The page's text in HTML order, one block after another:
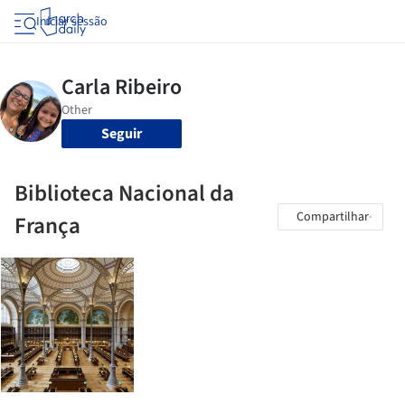
Iniciar sessão
Seguir
Biblioteca Nacional da
França
Compartilhar